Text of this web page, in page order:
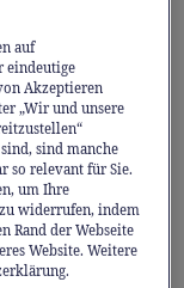
Portionen
uns
tragen zu
von Milch
auf
eindeutige
Akzeptieren
„Wir und unsere
sind manche
so relevant für Sie.
um Ihre
widerrufen, indem
Rand der Webseite
Website. Weitere